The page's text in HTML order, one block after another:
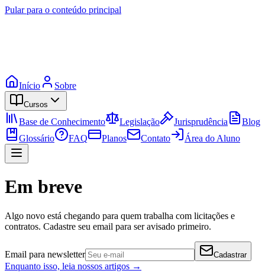
Pular para o conteúdo principal
Início Sobre
Cursos
Base de Conhecimento Legislação Jurisprudência
Blog
Glossário
FAQ Planos Contato Área do Aluno
Em breve
Algo novo está chegando para quem trabalha com licitações e
contratos. Cadastre seu email para ser avisado primeiro.
Email para newsletter Cadastrar
Enquanto isso, leia nossos artigos →